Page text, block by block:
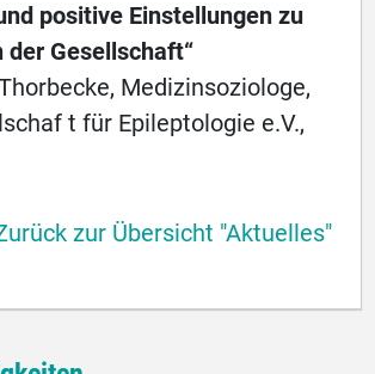
positive Einstellungen zu
der Gesellschaft“
Medizinsoziologe,
t für Epileptologie e.V.,
zur Übersicht "Aktuelles"